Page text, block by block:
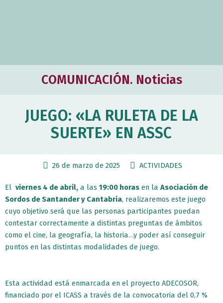
COMUNICACIÓN. Noticias
JUEGO: «LA RULETA DE LA
SUERTE» EN ASSC
26 de marzo de 2025 ACTIVIDADES
El viernes 4 de abril, a las 19:00 horas en la Asociación de
Sordos de Santander y Cantabria, realizaremos este juego
cuyo objetivo será que las personas participantes puedan
contestar correctamente a distintas preguntas de ámbitos
como el cine, la geografía, la historia…y poder así conseguir
puntos en las distintas modalidades de juego.
Esta actividad está enmarcada en el proyecto ADECOSOR,
financiado por el ICASS a través de la convocatoria del 0,7 %